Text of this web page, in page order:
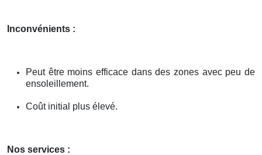
Inconvénients :
Peut être moins efficace dans des zones avec peu de
ensoleillement.
Coût initial plus élevé.
Nos services :